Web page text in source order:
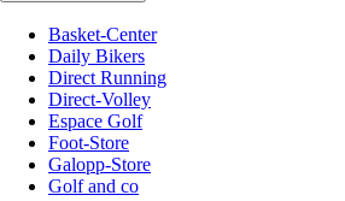
Basket-Center
Daily Bikers
Direct Running
Direct-Volley
Espace Golf
Foot-Store
Galopp-Store
Golf and co